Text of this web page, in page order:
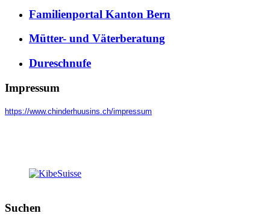
Familienportal Kanton Bern
Mütter- und Väterberatung
Dureschnufe
Impressum
https://www.chinderhuusins.ch/impressum
Suchen